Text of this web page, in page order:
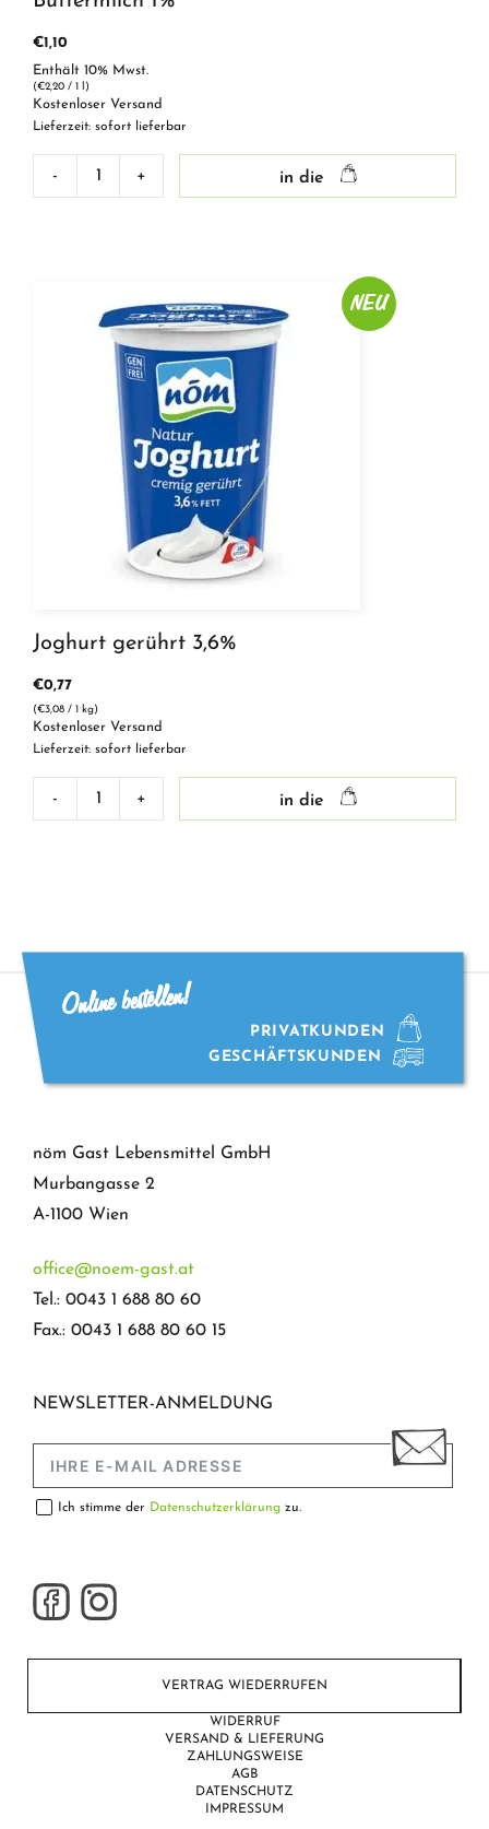
€1,10
Enthält 10% Mwst.
(€2,20 / 1 l)
Kostenloser Versand
Lieferzeit: sofort lieferbar
- + in die
NEU
Joghurt gerührt 3,6%
€0,77
(€3,08 / 1 kg)
Kostenloser Versand
Lieferzeit: sofort lieferbar
- + in die
nöm Gast Lebensmittel GmbH
Murbangasse 2
A-1100 Wien
office@noem-gast.at
Tel.: 0043 1 688 80 60
Fax.: 0043 1 688 80 60 15
Online bestellen!
PRIVATKUNDEN
GESCHÄFTSKUNDEN
NEWSLETTER-ANMELDUNG
Ich stimme der Datenschutzerklärung zu.
IMPRESSUM
DATENSCHUTZ
AGB
ZAHLUNGSWEISE
VERSAND & LIEFERUNG
WIDERRUF
VERTRAG WIEDERRUFEN